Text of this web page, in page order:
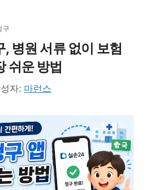
구
, 병원 서류 없이 보험
쉬운 방법
자: 마런스